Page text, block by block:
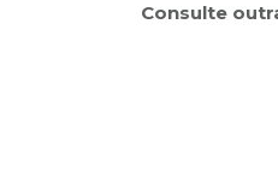
Consulte